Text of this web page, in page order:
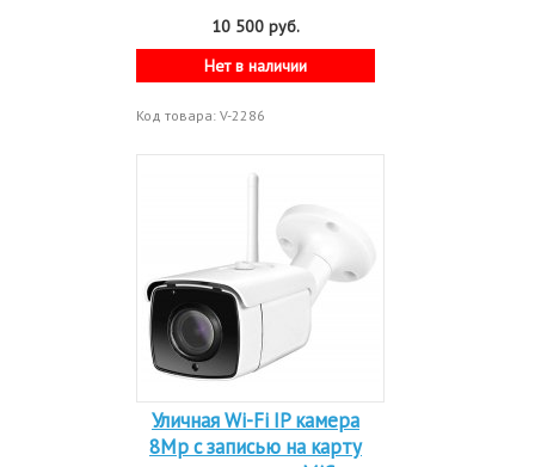
10 500 руб.
Нет в наличии
Код товара: V-2286
Уличная Wi-Fi IP камера
8Mp c записью на карту